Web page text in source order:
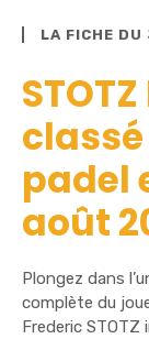
LA FICHE DU
padel
août
Plongez dans
complète du
Frederic